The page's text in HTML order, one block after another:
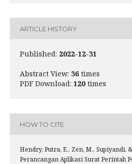
ARTICLE HISTORY
Published: 2022-12-31
Abstract View: 36 times
PDF Download: 120 times
HOW TO CITE
Hendry, Putra, E., Zen, M., Supiyandi,
Perancangan Aplikasi Surat Perintah